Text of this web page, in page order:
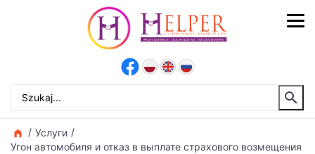
Услуги
Угон автомобиля и отказ в выплате страхового возмещения